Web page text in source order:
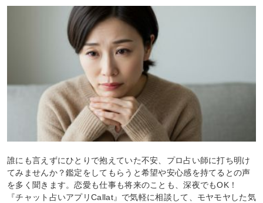
誰にも言えずにひとりで抱えていた不安、プロ占い師に打ち明け
てみませんか？鑑定をしてもらうと希望や安心感を持てるとの声
を多く聞きます。恋愛も仕事も将来のことも、深夜でもOK！
『チャット占いアプリCallat』で気軽に相談して、モヤモヤした気